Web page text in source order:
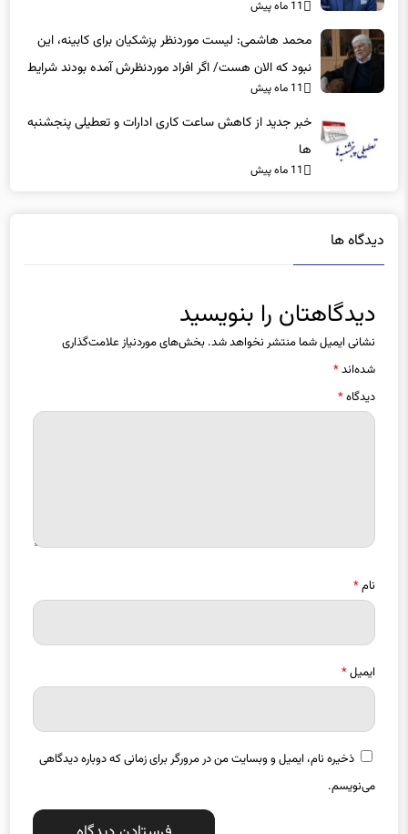
ملل بازگردند، راه دیگری جز اقدام متقابل باقی نمی‌ ماند
محمد هاشمی: لیست موردنظر پزشکیان برای کابینه، این
نبود که الان هست/ اگر افراد موردنظرش آمده بودند شرایط
بهتر بود
خبر جدید از کاهش ساعت کاری ادارات و تعطیلی پنجشنبه
ها
دیدگاه ها
دیدگاهتان را بنویسید
نشانی ایمیل شما منتشر نخواهد شد.
شده‌اند*
دیدگاه
نام
ایمیل
ذخیره نام، ایمیل و وبسایت من در مرورگر برای زمانی که دوباره دیدگاهی